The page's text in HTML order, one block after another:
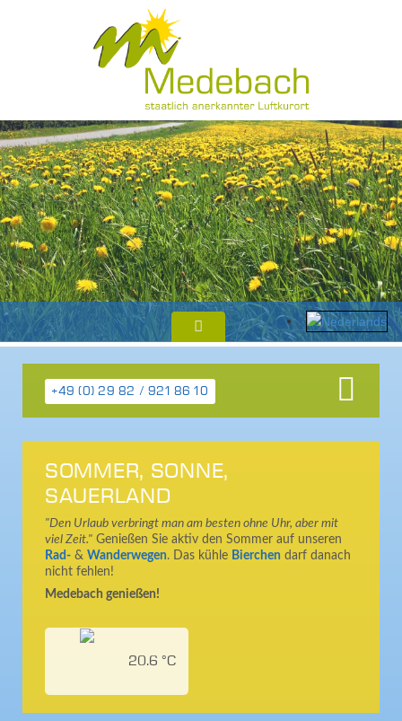
+49 (0) 29 82 / 921 86 10
SOMMER, SONNE,
SAUERLAND
"Den Urlaub verbringt man am besten ohne Uhr, aber mit
viel Zeit." Genießen Sie aktiv den Sommer auf unseren
Rad- & Wanderwegen. Das kühle Bierchen darf danach
nicht fehlen!
Medebach genießen!
20.6 °C